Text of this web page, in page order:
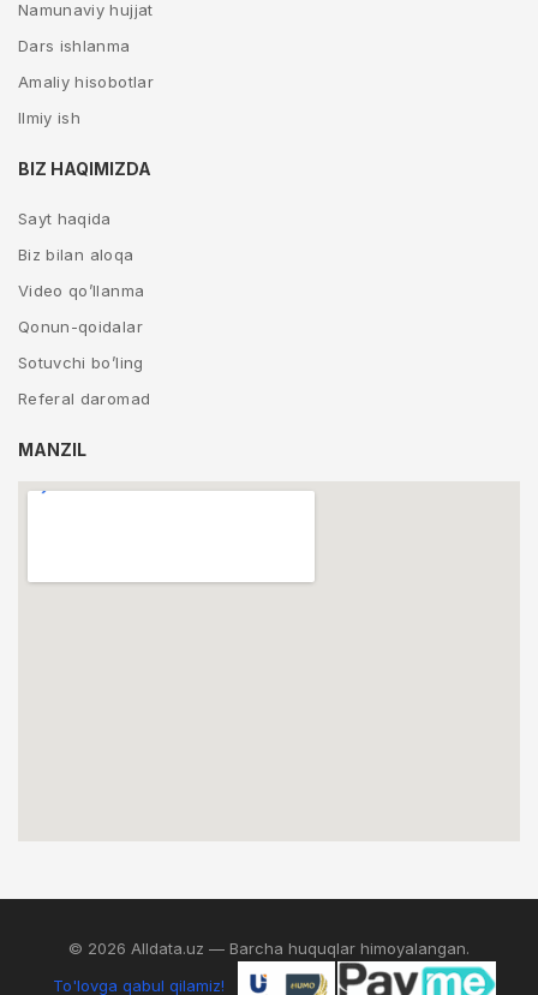
Namunaviy hujjat
Dars ishlanma
Amaliy hisobotlar
Ilmiy ish
BIZ HAQIMIZDA
Sayt haqida
Biz bilan aloqa
Video qo’llanma
Qonun-qoidalar
Sotuvchi bo’ling
Referal daromad
MANZIL
© 2026 Alldata.uz — Barcha huquqlar himoyalangan.
To'lovga qabul qilamiz!